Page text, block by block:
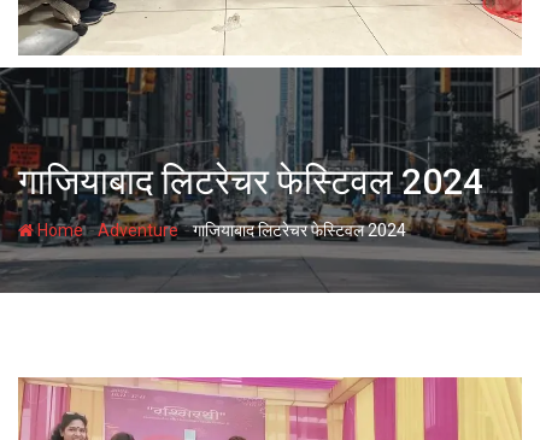
गाजियाबाद लिटरेचर फेस्टिवल 2024
Home-Adventure-गाजियाबाद लिटरेचर फेस्टिवल 2024